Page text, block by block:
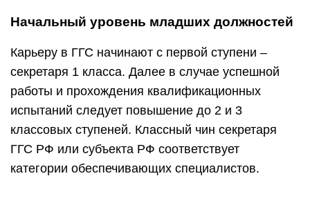
Начальный уровень младших должностей
Карьеру в ГГС начинают с первой ступени –
секретаря 1 класса. Далее в случае успешной
работы и прохождения квалификационных
испытаний следует повышение до 2 и 3
классовых ступеней. Классный чин секретаря
ГГС РФ или субъекта РФ соответствует
категории обеспечивающих специалистов.